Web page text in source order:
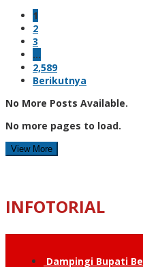
1
2
3
…
2,589
Berikutnya
No More Posts Available.
No more pages to load.
View More
INFOTORIAL
Dampingi Bupati